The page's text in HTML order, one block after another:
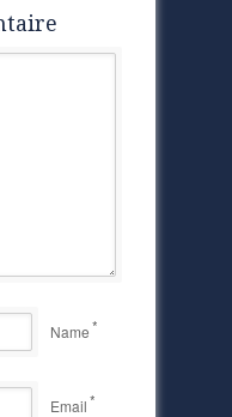
Name*
Email*